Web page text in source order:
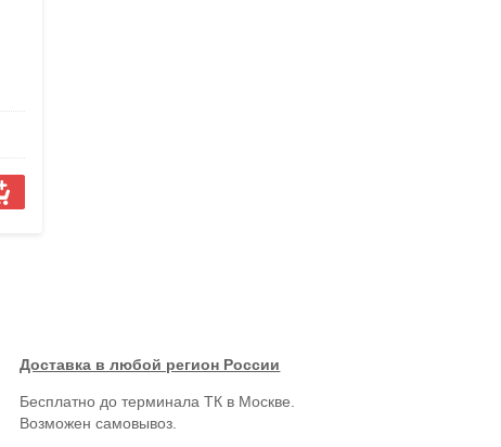
Доставка в любой регион России
Бесплатно до терминала ТК в Москве.
Возможен самовывоз.